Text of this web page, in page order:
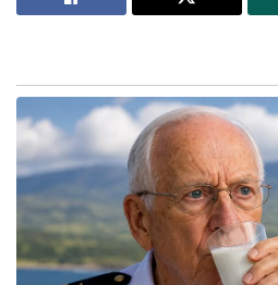
Stories you may like
പാകിസ്താനിൽ ലഷ്കർ
അജ്ഞാത തോക്കുധാരികളുടെ
ഭീകരർ
‘റഷ്യയിൽ നിന്ന് ഇന്ത്യയിലേക്ക്
പാകിസ്താനും
റെയിൽ പദ്ധതിയുമായി പുടിന്റെ
നിലവിൽ ഇന്ത്യയിലെ 9.4